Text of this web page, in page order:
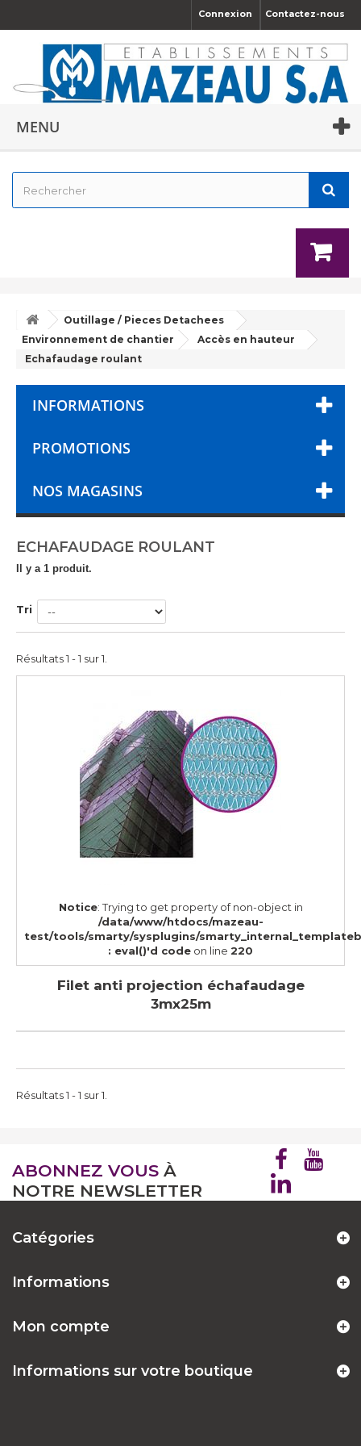
Contactez-nous
Connexion
MENU
Outillage / Pieces Detachees
Environnement de chantier
Accès en hauteur
Echafaudage roulant
INFORMATIONS
PROMOTIONS
NOS MAGASINS
ECHAFAUDAGE ROULANT
Il y a 1 produit.
Tri
Résultats 1 - 1 sur 1.
Notice: Trying to get property of non-object in
/data/www/htdocs/mazeau-
test/tools/smarty/sysplugins/
: eval()'d code on line 220
Filet anti projection échafaudage
3mx25m
Résultats 1 - 1 sur 1.
ABONNEZ VOUS À
NOTRE NEWSLETTER
Catégories
Informations
Mon compte
Informations sur votre boutique